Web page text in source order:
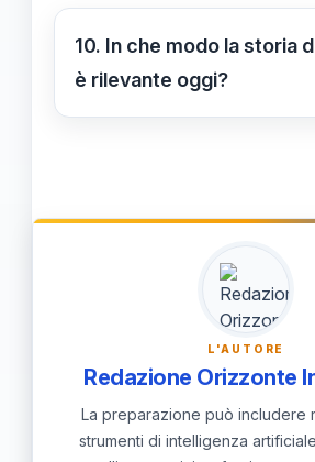
influenzare le decisioni
modi che riflettono l'onore
popolo. Questo peso
10. In che modo la storia
è rilevante oggi?
La storia di Turno è
oltre a mostrare come la
una parte fondamentale
dell'esperienza umana. Le
affronta possono
lotte quotidiane delle
mondo contemporaneo.
L'AUTORE
Redazione Orizzonte
La preparazione può includere
strumenti di intelligenza